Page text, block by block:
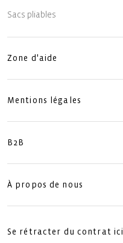
Sacs pliables
Zone d'aide
Mentions légales
B2B
À propos de nous
Se rétracter du contrat ici